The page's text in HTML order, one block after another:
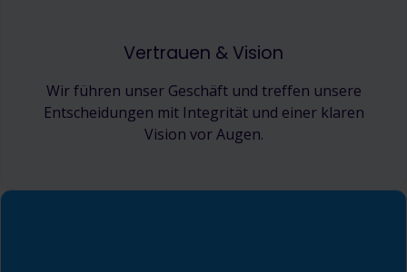
Vertrauen & Vision
Wir führen unser Geschäft und treffen unsere
Entscheidungen mit Integrität und einer klaren
Vision vor Augen.